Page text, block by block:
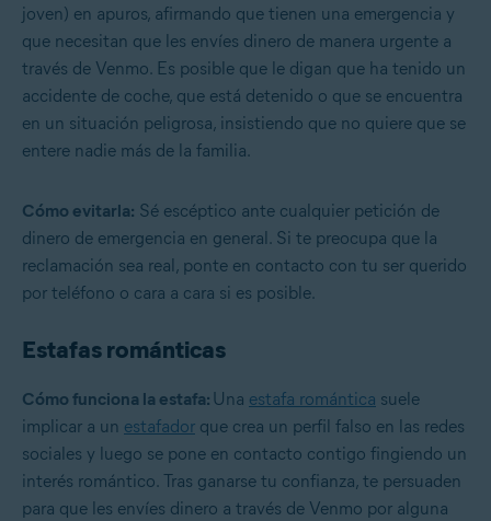
joven) en apuros, afirmando que tienen una emergencia y
que necesitan que les envíes dinero de manera urgente a
través de Venmo. Es posible que le digan que ha tenido un
accidente de coche, que está detenido o que se encuentra
en un situación peligrosa, insistiendo que no quiere que se
entere nadie más de la familia.
Cómo evitarla: Sé escéptico ante cualquier petición de
dinero de emergencia en general. Si te preocupa que la
reclamación sea real, ponte en contacto con tu ser querido
por teléfono o cara a cara si es posible.
Estafas románticas
Cómo funciona la estafa: Una estafa romántica suele
implicar a un estafador que crea un perfil falso en las redes
sociales y luego se pone en contacto contigo fingiendo un
interés romántico. Tras ganarse tu confianza, te persuaden
para que les envíes dinero a través de Venmo por alguna